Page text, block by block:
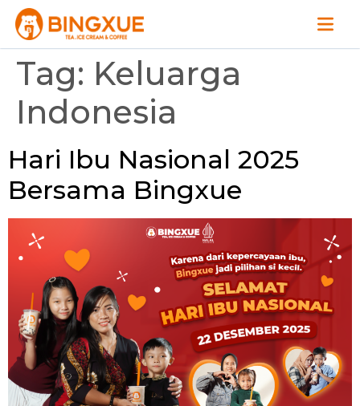
Tag: Keluarga
Indonesia
Hari Ibu Nasional 2025
Bersama Bingxue